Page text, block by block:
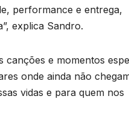
performance e entrega,
explica Sandro.
e momentos
onde ainda não
vidas e para quem nos